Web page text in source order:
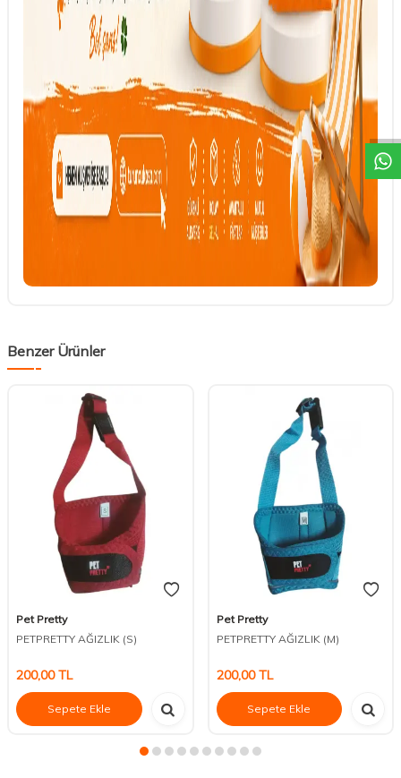
DESTEK
Benzer Ürünler
Pet Pretty
PETPRETTY AĞIZLIK (S)
200,00TL
Sepete Ekle
Pet Pretty
PETPRETTY AĞIZLIK (M)
200,00TL
Sepete Ekle